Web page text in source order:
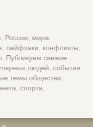
России, мира.
лайфхаки, конфликты,
Публикуем свежие
людей, события
темы общества,
спорта,